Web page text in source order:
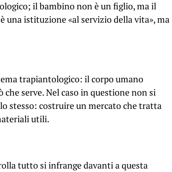
il bambino non è un figlio, ma il
una istituzione «al servizio della vita», ma
trapiantologico: il corpo umano
serve. Nel caso in questione non si
stesso: costruire un mercato che tratta
utili.
tutto si infrange davanti a questa